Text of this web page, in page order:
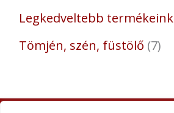
Legkedveltebb termékeink
Tömjén, szén, füstölő 7